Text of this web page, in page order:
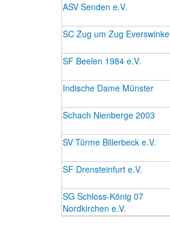
ASV Senden e.V.
SC Zug um Zug
SF Beelen 1984 e.V.
Indische Dame Münster
Schach Nienberge 2003
SV Türme Billerbeck e.V.
SF Drensteinfurt e.V.
SG Schloss-König 07
Nordkirchen e.V.